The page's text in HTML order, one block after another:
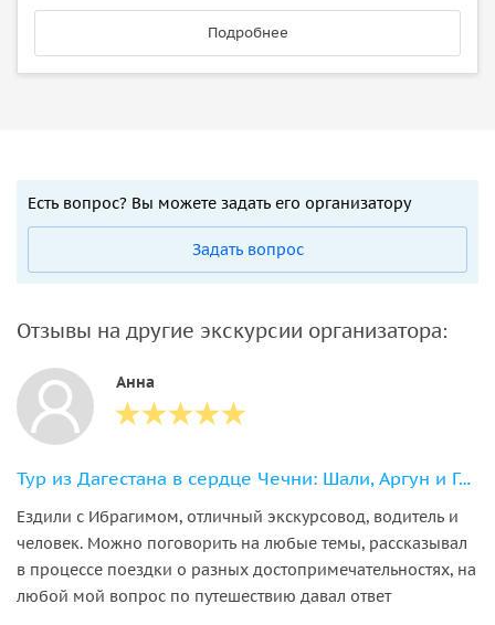
Подробнее
Есть вопрос? Вы можете задать его организатору
Задать вопрос
Отзывы на другие экскурсии организатора:
Анна
Тур из Дагестана в сердце Чечни: Шали, Аргун и Грозный
Ездили с Ибрагимом, отличный экскурсовод, водитель и
человек. Можно поговорить на любые темы, рассказывал
в процессе поездки о разных достопримечательностях, на
любой мой вопрос по путешествию давал ответ